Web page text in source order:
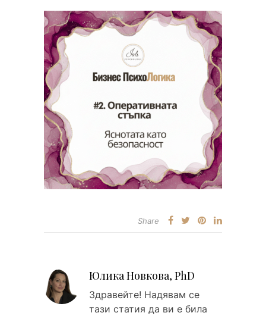
Share
Юлика Новкова, PhD
Здравейтe! Надявам се
тази статия да ви е била